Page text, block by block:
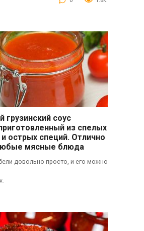
грузинский соус
из спелых
острых специй. Отлично
мясные блюда
довольно просто, и его можно